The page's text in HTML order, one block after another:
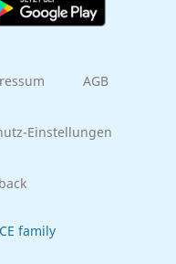
AGB
Einstellungen
family